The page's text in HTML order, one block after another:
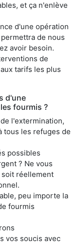
et ça n'enlève
d'une opération
de nous
avoir besoin.
de
tarifs les plus
d'une
fourmis ?
l'extermination,
tous les refuges de
possibles
? Ne vous
réellement
peu importe la
fourmis
vos soucis avec